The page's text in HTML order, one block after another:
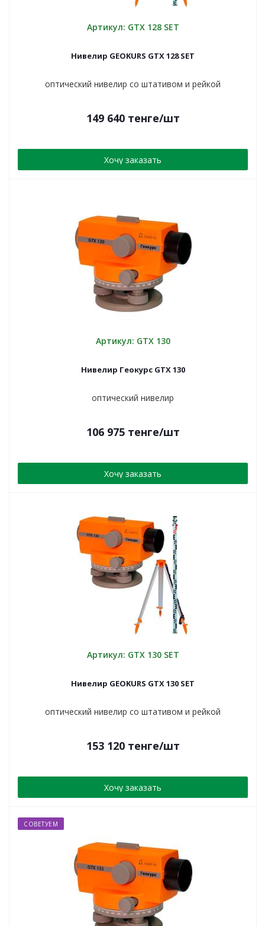
Артикул: GTX 128 SET
Нивелир GEOKURS GTX 128 SET
оптический нивелир со штативом и рейкой
149 640тенге/шт
Хочу заказать
Артикул: GTX 130
Нивелир Геокурс GTX 130
оптический нивелир
106 975тенге/шт
Хочу заказать
Артикул: GTX 130 SET
Нивелир GEOKURS GTX 130 SET
оптический нивелир со штативом и рейкой
153 120тенге/шт
Хочу заказать
СОВЕТУЕМ